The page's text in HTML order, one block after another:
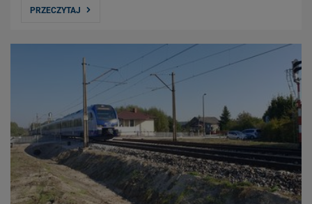
PRZECZYTAJ